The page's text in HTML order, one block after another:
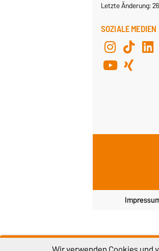
Letzte Änderung:
SOZIALE MEDIEN